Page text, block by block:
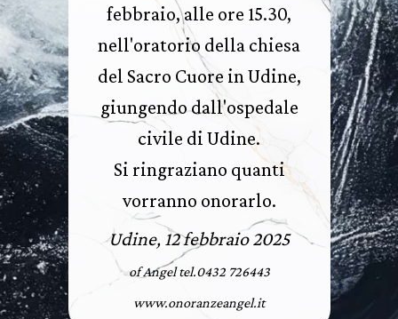
febbraio, alle ore 15.30,
nell'oratorio della chiesa
del Sacro Cuore in Udine,
giungendo dall'ospedale
civile di Udine.
Si ringraziano quanti
vorranno onorarlo.
Udine, 12 febbraio 2025
of Angel tel.0432 726443
www.onoranzeangel.it